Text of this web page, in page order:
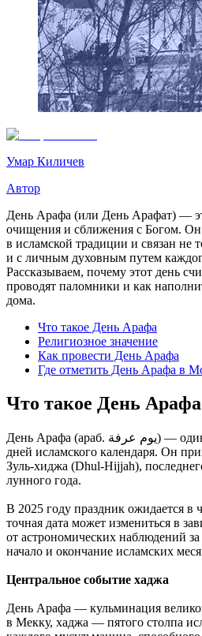
Умар Киличев
Автор
День Арафа (или День Арафат) —
очищения и сближения с Богом. Он
в исламской традиции и связан не
и с личным духовным путем
Рассказываем, почему этот день
проводят паломники и как
дома.
Что такое День Арафа
Религиозное значение
Как провести День Арафа
Где отметить День Арафа в
Что такое День Арафа
День Арафа (араб. يوم عرفة) — один из самых священных
дней исламского календаря. Он
Зуль-хиджа (Dhul-Hijjah),
лунного года.
В 2025 году праздник ожидается в
точная дата может измениться в
от астрономических наблюдений
начало и окончание исламских
Центральное событие хаджа
День Арафа — кульминация
в Мекку, хаджа — пятого столпа